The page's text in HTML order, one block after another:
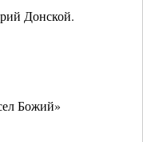
Донской.
Божий»